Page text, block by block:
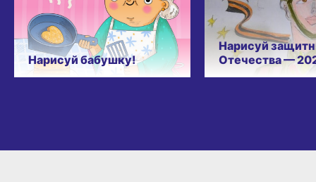
Нарисуй бабушку!
Нарисуй
Отечества —